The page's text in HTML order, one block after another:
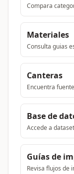
Compara
Materiales
Consulta guias
Canteras
Encuentra
Base de
Accede a
Guías de
Revisa flujos de